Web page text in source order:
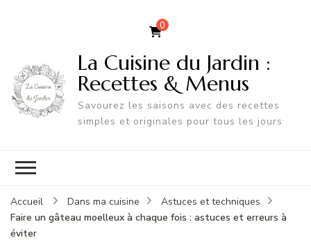
0
La Cuisine du Jardin :
Recettes & Menus
Savourez les saisons avec des recettes
simples et originales pour tous les jours
Accueil Dans ma cuisine
Astuces et techniques
Faire un gâteau moelleux à chaque fois : astuces et erreurs à
éviter